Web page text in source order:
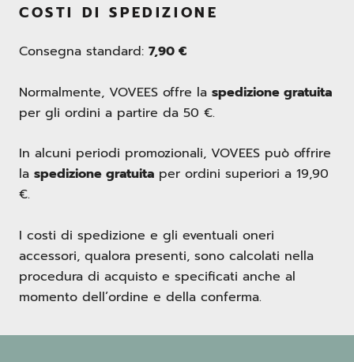
COSTI DI SPEDIZIONE
Consegna standard: 7,90 €
Normalmente, VOVEES offre la spedizione gratuita
per gli ordini a partire da 50 €.
In alcuni periodi promozionali, VOVEES può offrire
la spedizione gratuita per ordini superiori a 19,90
€.
I costi di spedizione e gli eventuali oneri
accessori, qualora presenti, sono calcolati nella
procedura di acquisto e specificati anche al
momento dell’ordine e della conferma.